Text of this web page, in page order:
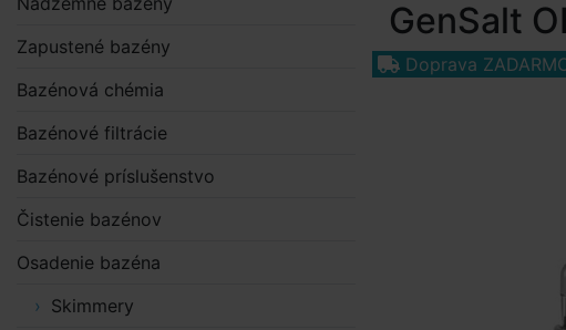
GenSalt
Doprava
Zapustené bazény
Bazénová chémia
Bazénové filtrácie
Bazénové príslušenstvo
Čistenie bazénov
Osadenie bazéna
Skimmery